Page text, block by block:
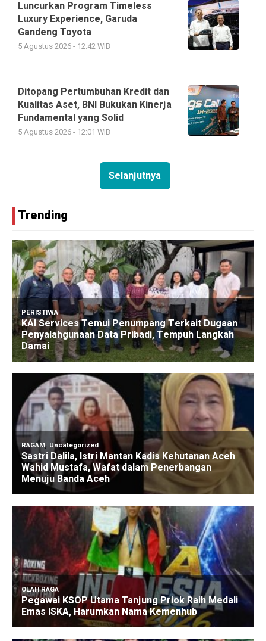
Luncurkan Program Timeless
Luxury Experience, Garuda
Gandeng Toyota
5 Agustus 2026 - 12:42 WIB
Ditopang Pertumbuhan Kredit dan
Kualitas Aset, BNI Bukukan Kinerja
Fundamental yang Solid
5 Agustus 2026 - 12:01 WIB
Selanjutnya
Trending